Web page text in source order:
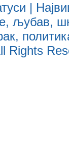
|
,љубав,
,
Rights